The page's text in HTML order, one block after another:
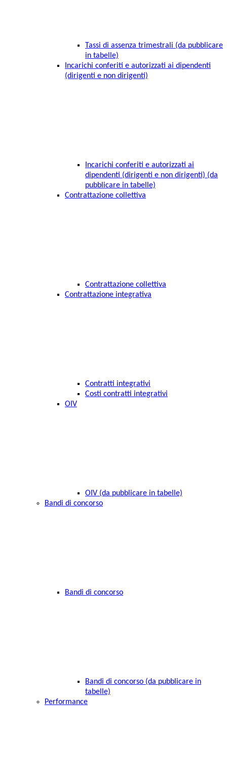
Tassi di assenza trimestrali (da pubblicare
in tabelle)
Incarichi conferiti e autorizzati ai dipendenti
(dirigenti e non dirigenti)
Incarichi conferiti e autorizzati ai
dipendenti (dirigenti e non dirigenti) (da
pubblicare in tabelle)
Contrattazione collettiva
Contrattazione collettiva
Contrattazione integrativa
Contratti integrativi
Costi contratti integrativi
OIV
OIV (da pubblicare in tabelle)
Bandi di concorso
Bandi di concorso
Bandi di concorso (da pubblicare in
tabelle)
Performance